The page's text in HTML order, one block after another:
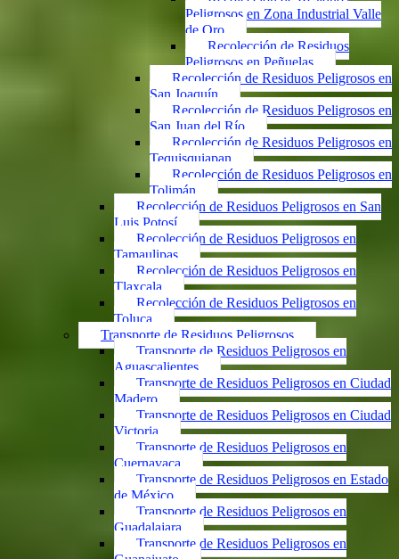
Peligrosos en Zona Industrial Valle
de Oro
Recolección de Residuos
Peligrosos en Peñuelas
Recolección de Residuos Peligrosos en
San Joaquín
Recolección de Residuos Peligrosos en
San Juan del Río
Recolección de Residuos Peligrosos en
Tequisquiapan
Recolección de Residuos Peligrosos en
Tolimán
Recolección de Residuos Peligrosos en San
Luis Potosí
Recolección de Residuos Peligrosos en
Tamaulipas
Recolección de Residuos Peligrosos en
Tlaxcala
Recolección de Residuos Peligrosos en
Toluca
Transporte de Residuos Peligrosos
Transporte de Residuos Peligrosos en
Aguascalientes
Transporte de Residuos Peligrosos en Ciudad
Madero
Transporte de Residuos Peligrosos en Ciudad
Victoria
Transporte de Residuos Peligrosos en
Cuernavaca
Transporte de Residuos Peligrosos en Estado
de México
Transporte de Residuos Peligrosos en
Guadalajara
Transporte de Residuos Peligrosos en